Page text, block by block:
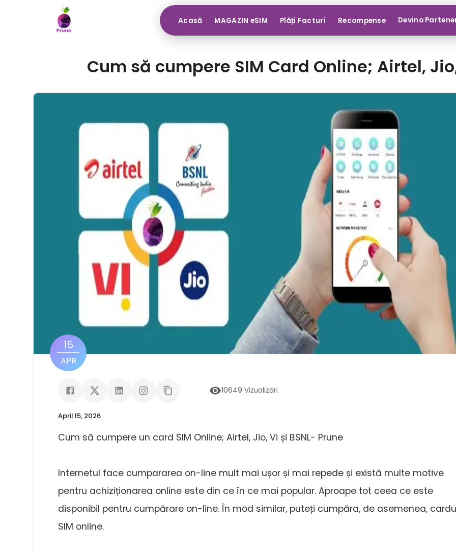
Acasă MAGAZIN eSIM Plăți Facturi Recompense Devino
Cum să cumpere SIM Card Online; Airtel,
15
APR
10649 Vizualizări
April 15, 2026
Cum să cumpere un card SIM Online; Airtel, Jio, Vi și BSNL- Prune
Internetul face cumpararea on-line mult mai ușor și mai repede și există multe motive
pentru achiziționarea online este din ce în ce mai popular. Aproape tot ceea ce este
disponibil pentru cumpărare on-line. În mod similar, puteți cumpăra, de asemenea,
SIM online.